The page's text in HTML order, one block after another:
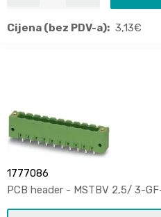
Cijena (bez PDV-a): 3,13€
1777086
PCB header - MSTBV 2,5/ 3-